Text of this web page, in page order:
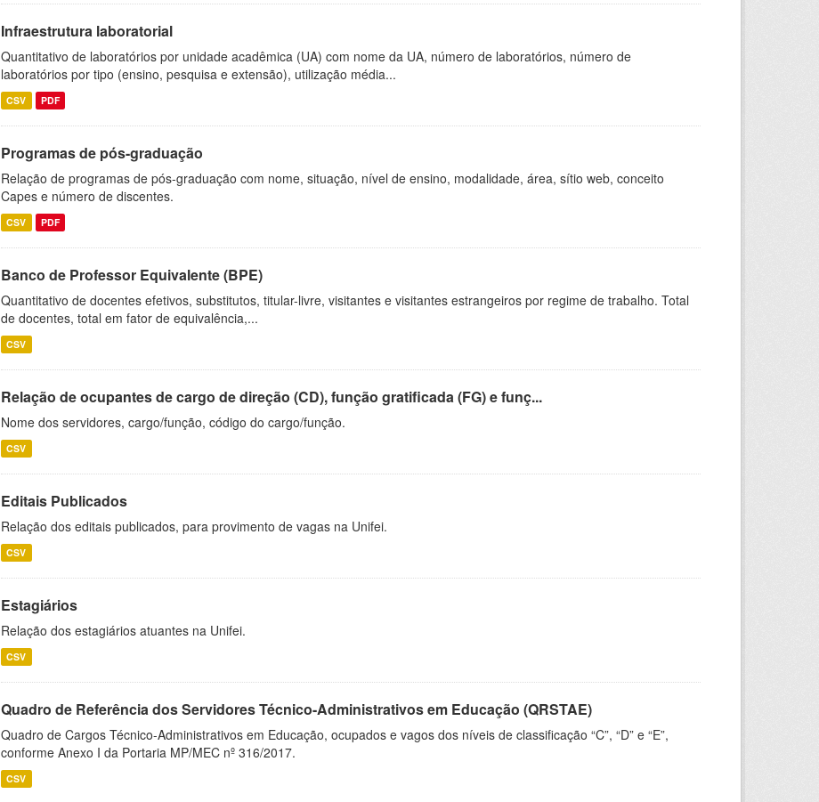
Infraestrutura laboratorial
Quantitativo de laboratórios por unidade acadêmica (UA) com nome da UA, número de laboratórios, número de
laboratórios por tipo (ensino, pesquisa e extensão), utilização média...
CSV PDF
Programas de pós-graduação
Relação de programas de pós-graduação com nome, situação, nível de ensino, modalidade, área, sítio web, conceito
Capes e número de discentes.
CSV PDF
Banco de Professor Equivalente (BPE)
Quantitativo de docentes efetivos, substitutos, titular-livre, visitantes e visitantes estrangeiros por regime de trabalho. Total
de docentes, total em fator de equivalência,...
CSV
Relação de ocupantes de cargo de direção (CD), função gratificada (FG) e funç...
Nome dos servidores, cargo/função, código do cargo/função.
CSV
Editais Publicados
Relação dos editais publicados, para provimento de vagas na Unifei.
CSV
Estagiários
Relação dos estagiários atuantes na Unifei.
CSV
Quadro de Referência dos Servidores Técnico-Administrativos em Educação (QRSTAE)
Quadro de Cargos Técnico-Administrativos em Educação, ocupados e vagos dos níveis de classificação “C”, “D” e “E”,
conforme Anexo I da Portaria MP/MEC nº 316/2017.
CSV